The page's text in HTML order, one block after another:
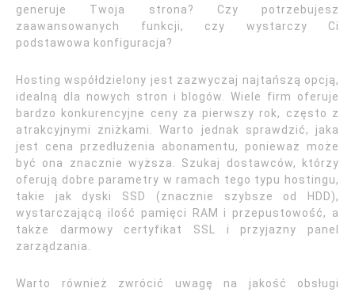
generuje Twoja strona? Czy potrzebujesz
zaawansowanych funkcji, czy wystarczy Ci
podstawowa konfiguracja?
Hosting współdzielony jest zazwyczaj najtańszą opcją,
idealną dla nowych stron i blogów. Wiele firm oferuje
bardzo konkurencyjne ceny za pierwszy rok, często z
atrakcyjnymi zniżkami. Warto jednak sprawdzić, jaka
jest cena przedłużenia abonamentu, ponieważ może
być ona znacznie wyższa. Szukaj dostawców, którzy
oferują dobre parametry w ramach tego typu hostingu,
takie jak dyski SSD (znacznie szybsze od HDD),
wystarczającą ilość pamięci RAM i przepustowość, a
także darmowy certyfikat SSL i przyjazny panel
zarządzania.
Warto również zwrócić uwagę na jakość obsługi